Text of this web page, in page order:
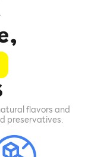
flavors and
preservatives.